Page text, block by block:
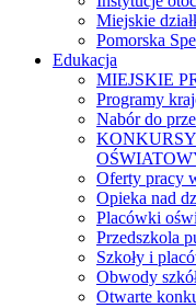
Miejskie
Pomorska
Edukacja
MIEJSKIE
Programy
Nabór do
Oferty pracy
Opieka nad
Placówki
Przedszkola
Szkoły i
Obwody
Otwarte